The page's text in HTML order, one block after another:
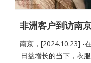
南京，[2024.10.23] -
日益增长的当下，衣